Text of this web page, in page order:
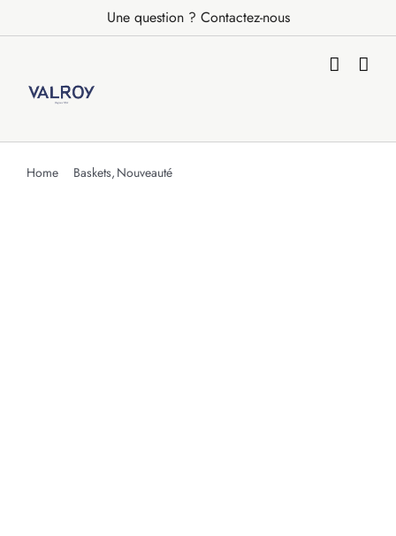
Une question ? Contactez-nous
Home Baskets Nouveauté